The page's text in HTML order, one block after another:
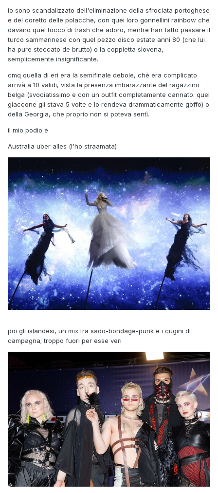
io sono scandalizzato dell'eliminazione della sfrociata portoghese
e del coretto delle polacche, con quei loro gonnellini rainbow che
davano quel tocco di trash che adoro, mentre han fatto passare il
turco sammarinese con quel pezzo disco estate anni 80 (che lui
ha pure steccato de brutto) o la coppietta slovena,
semplicemente insignificante.
cmq quella di eri era la semifinale debole, chè era complicato
arrivà a 10 validi, vista la presenza imbarazzante del ragazzino
belga (svociatissimo e con un outfit completamente cannato: quel
giaccone gli stava 5 volte e lo rendeva drammaticamente goffo) o
della Georgia, che proprio non si poteva sentì.
il mio podio è
Australia uber alles (l'ho straamata)
poi gli islandesi, un mix tra sado-bondage-punk e i cugini di
campagna; troppo fuori per esse veri